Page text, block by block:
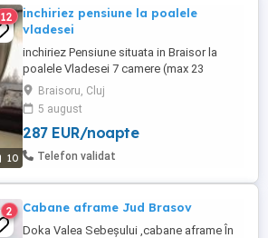
10
12
inchiriez pensiune la poalele
vladesei
inchiriez Pensiune situata in Braisor la
poalele Vladesei 7 camere (max 23
pers)cu baie proprie si
.televizor,sufragerie,loc de servire a
mesei,bucatarie superdotata.masa de
ping pong,teren mini fotbal.alte jocuri
distractive,6000 mp de gradina.Loc de
proiector ...
Braisoru, Cluj
5 august
287 EUR/noapte
Telefon validat
2 Cabane aframe Jud Brasov
Doka Valea Sebeșului ,cabane aframe În